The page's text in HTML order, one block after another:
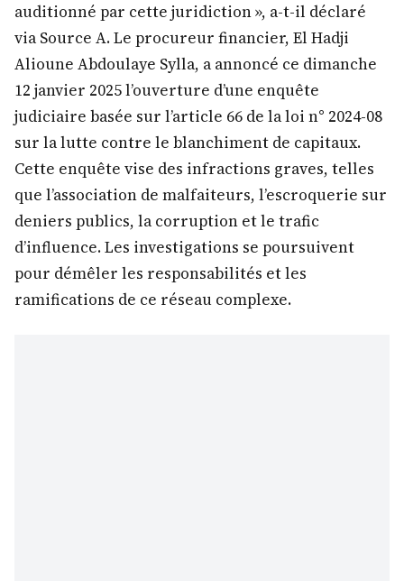
auditionné par cette juridiction », a-t-il déclaré
via Source A. Le procureur financier, El Hadji
Alioune Abdoulaye Sylla, a annoncé ce dimanche
12 janvier 2025 l’ouverture d’une enquête
judiciaire basée sur l’article 66 de la loi n° 2024-08
sur la lutte contre le blanchiment de capitaux.
Cette enquête vise des infractions graves, telles
que l’association de malfaiteurs, l’escroquerie sur
deniers publics, la corruption et le trafic
d’influence. Les investigations se poursuivent
pour démêler les responsabilités et les
ramifications de ce réseau complexe.